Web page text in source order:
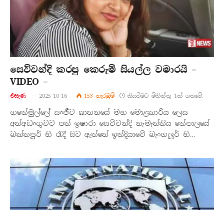
සෙව්වන්දි කරපු කෙරුම් සියල්ල වමාරයි –
VIDEO –
එසැණ 2025-10-16 153 නැරඹු​ම් කියවීමට මිනිත්තු 1ක් ගතවේ.
ගනේමුල්ලේ සංජීව ඝාතනයේ මහ මොළකාරිය ලෙස
අත්අඩංගුවට පත් ඉෂාරා සෙව්වන්දි නැමැත්තිය නේපාලයේ
බක්තපූර් හි රැදී සිට ඇත්තේ ඉන්දියාවේ බැංගලූර් හි…